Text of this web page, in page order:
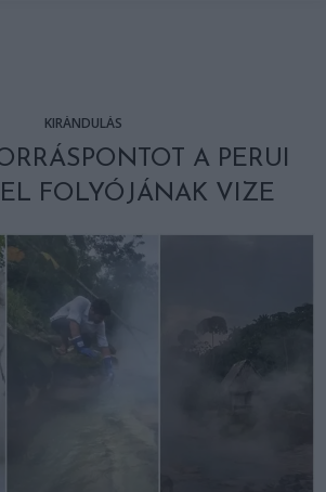
KIRÁNDULÁS
A PERUI
FOLYÓJÁNAK VIZE